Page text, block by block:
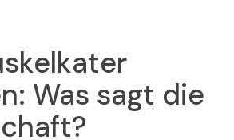
Was sagt die